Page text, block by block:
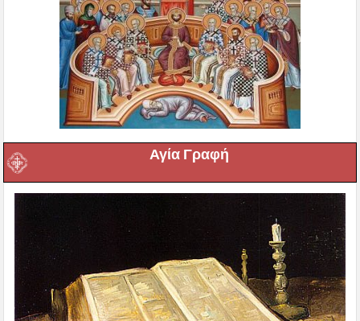
Αγία Γραφή